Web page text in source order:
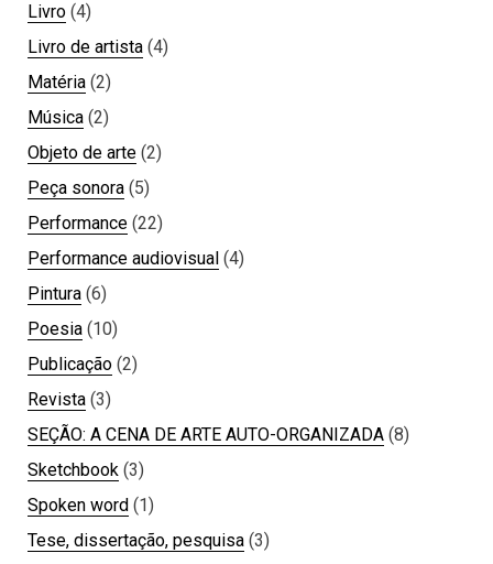
Livro (4)
Livro de artista (4)
Matéria (2)
Música (2)
Objeto de arte (2)
Peça sonora (5)
Performance (22)
Performance audiovisual (4)
Pintura (6)
Poesia (10)
Publicação (2)
Revista (3)
SEÇÃO: A CENA DE ARTE AUTO-ORGANIZADA (8)
Sketchbook (3)
Spoken word (1)
Tese, dissertação, pesquisa (3)